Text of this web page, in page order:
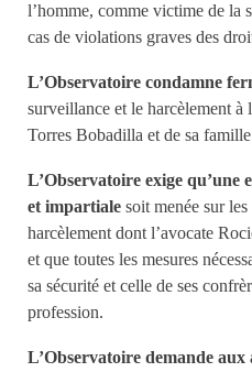
l’homme, comme victime de la
cas de violations graves des
L’Observatoire condamne
surveillance et le harcèlement à
Torres Bobadilla et de sa
L’Observatoire exige qu’une
et impartiale soit menée sur
harcèlement dont l’avocate
et que toutes les mesures
sa sécurité et celle de ses
profession.
L’Observatoire demande aux